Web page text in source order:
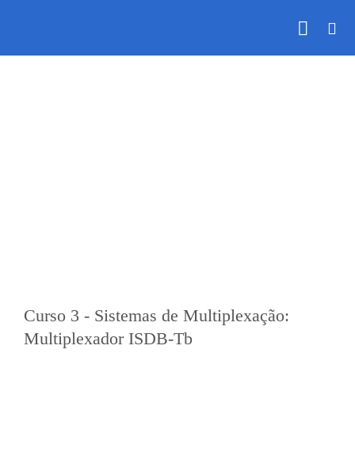
Curso 3 - Sistemas de Multiplexação:
Multiplexador ISDB-Tb